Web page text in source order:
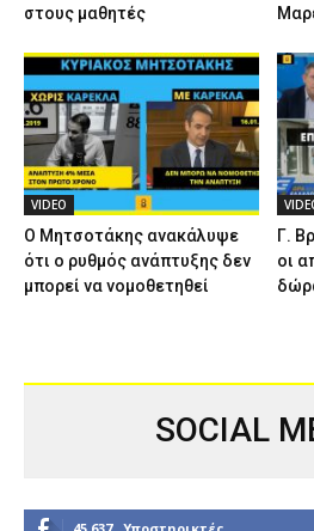
στους μαθητές
VIDEO
Ο Μητσοτάκης ανακάλυψε
ότι ο ρυθμός ανάπτυξης δεν
μπορεί να νομοθετηθεί
Γ.
οι
SOCIAL